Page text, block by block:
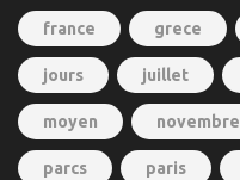
france grece
jours juillet
moyen novembre
parcs paris